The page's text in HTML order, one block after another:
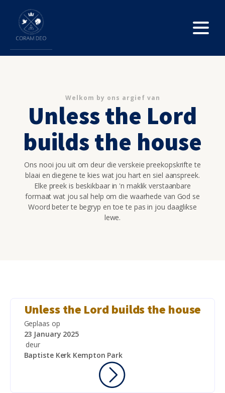
Welkom by ons argief van
Unless the Lord
builds the house
Ons nooi jou uit om deur die verskeie preekopskrifte te
blaai en diegene te kies wat jou hart en siel aanspreek.
Elke preek is beskikbaar in 'n maklik verstaanbare
formaat wat jou sal help om die waarhede van God se
Woord beter te begryp en toe te pas in jou daaglikse
lewe.
Unless the Lord builds the house
Geplaas op
23 January 2025
deur
Baptiste Kerk Kempton Park